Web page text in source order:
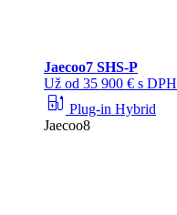
Jaecoo7 SHS-P
Už od 35 900 € s DPH
ev_station Plug-in Hybrid
Jaecoo8